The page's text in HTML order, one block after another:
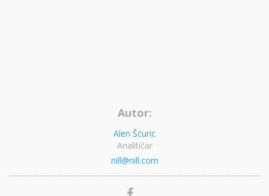
Autor:
Alen Šćuric
Analitičar
nill@nill.com